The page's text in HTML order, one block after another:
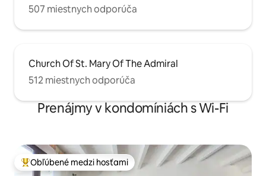
507 miestnych odporúča
Church Of St. Mary Of The Admiral
512 miestnych odporúča
Prenájmy v kondomíniách s Wi-Fi
Najobľúbenejšie medzi hosťami
Obľúbené medzi hosťami